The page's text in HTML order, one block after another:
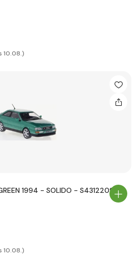
10.08.)
1994 - SOLIDO - S4312209
10.08.)